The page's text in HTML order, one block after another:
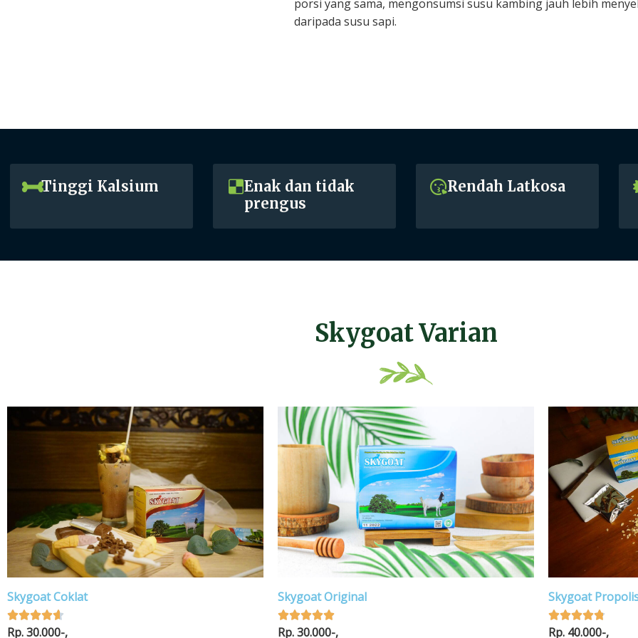
porsi yang sama, mengonsumsi susu kambing jauh lebih
daripada susu sapi.
Tinggi Kalsium
Enak dan tidak
prengus
Rendah Latkosa
Skygoat Varian
Skygoat Coklat

4.6
Rp. 30.000-,
Skygoat Original
Rated
5
Rp. 30.000-,
Skygoat
Rated
4.8
Rp. 40.000-,